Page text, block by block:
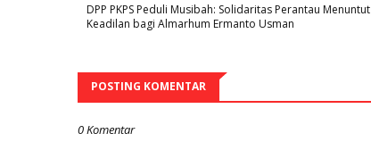
DPP PKPS Peduli Musibah: Solidaritas Perantau Menuntut
Keadilan bagi Almarhum Ermanto Usman
POSTING KOMENTAR
0 Komentar